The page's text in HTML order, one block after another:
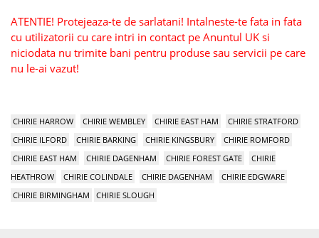
ATENTIE! Protejeaza-te de sarlatani! Intalneste-te fata in fata
cu utilizatorii cu care intri in contact pe Anuntul UK si
niciodata nu trimite bani pentru produse sau servicii pe care
nu le-ai vazut!
CHIRIE HARROW CHIRIE WEMBLEY CHIRIE EAST HAM
CHIRIE STRATFORD
CHIRIE ILFORD
CHIRIE BARKING CHIRIE KINGSBURY
CHIRIE ROMFORD
CHIRIE EAST HAM
CHIRIE DAGENHAM CHIRIE FOREST GATE
CHIRIE
HEATHROW
CHIRIE COLINDALE CHIRIE DAGENHAM
CHIRIE EDGWARE
CHIRIE BIRMINGHAM
CHIRIE SLOUGH